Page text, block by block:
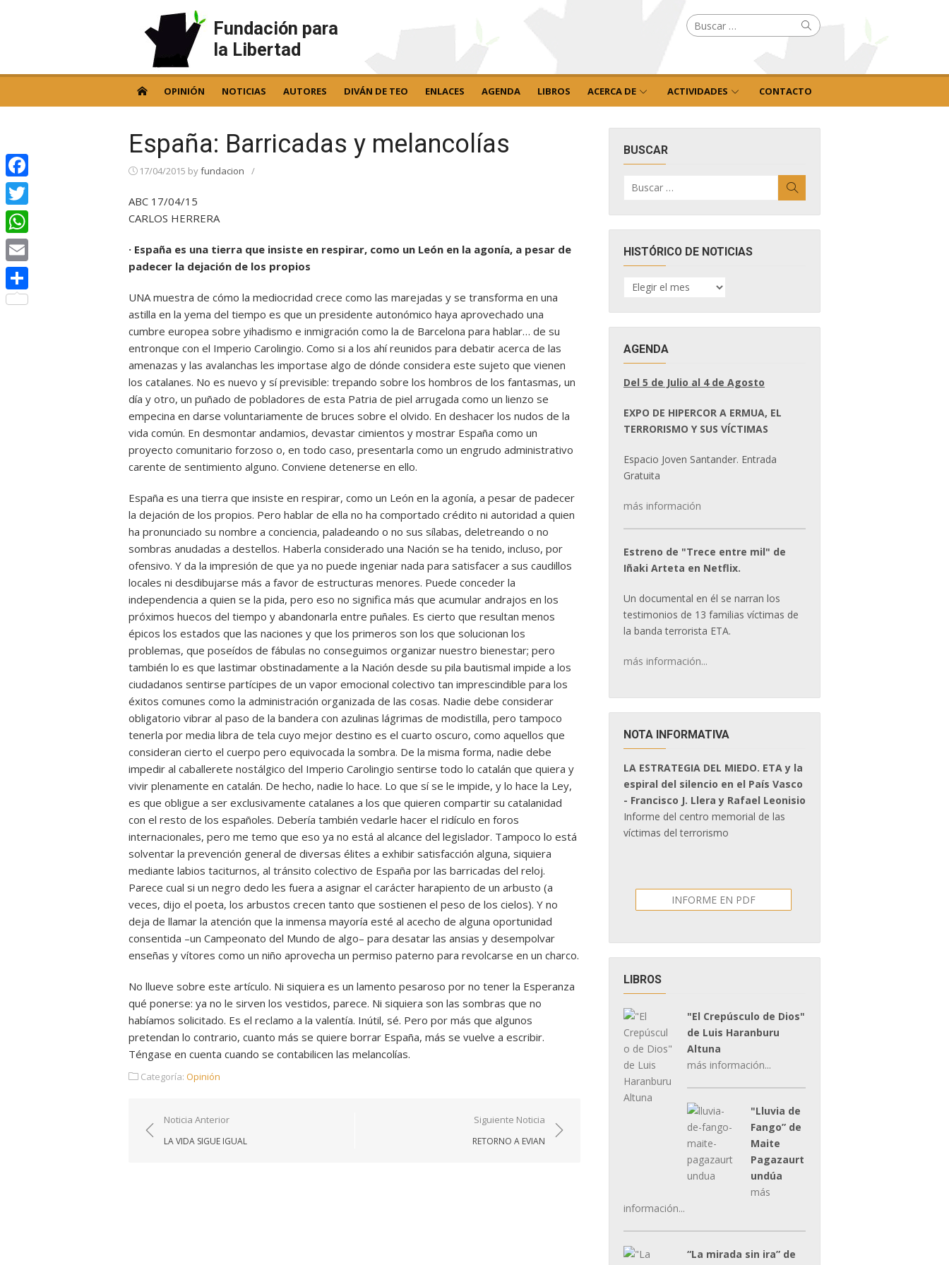
Fundación para
la Libertad
Buscar
por: Buscar
OPINIÓN NOTICIAS AUTORES DIVÁN DE TEO ENLACES AGENDA LIBROS ACERCA DE ACTIVIDADES CONTACTO
España: Barricadas y melancolías
17/04/2015 byfundacion /
ABC 17/04/15
CARLOS HERRERA
· España es una tierra que insiste en respirar, como un León en la agonía, a pesar de
padecer la dejación de los propios
UNA muestra de cómo la mediocridad crece como las marejadas y se transforma en una
astilla en la yema del tiempo es que un presidente autonómico haya aprovechado una
cumbre europea sobre yihadismo e inmigración como la de Barcelona para hablar… de su
entronque con el Imperio Carolingio. Como si a los ahí reunidos para debatir acerca de las
amenazas y las avalanchas les importase algo de dónde considera este sujeto que vienen
los catalanes. No es nuevo y sí previsible: trepando sobre los hombros de los fantasmas, un
día y otro, un puñado de pobladores de esta Patria de piel arrugada como un lienzo se
empecina en darse voluntariamente de bruces sobre el olvido. En deshacer los nudos de la
vida común. En desmontar andamios, devastar cimientos y mostrar España como un
proyecto comunitario forzoso o, en todo caso, presentarla como un engrudo administrativo
carente de sentimiento alguno. Conviene detenerse en ello.
España es una tierra que insiste en respirar, como un León en la agonía, a pesar de padecer
la dejación de los propios. Pero hablar de ella no ha comportado crédito ni autoridad a quien
ha pronunciado su nombre a conciencia, paladeando o no sus sílabas, deletreando o no
sombras anudadas a destellos. Haberla considerado una Nación se ha tenido, incluso, por
ofensivo. Y da la impresión de que ya no puede ingeniar nada para satisfacer a sus caudillos
locales ni desdibujarse más a favor de estructuras menores. Puede conceder la
independencia a quien se la pida, pero eso no significa más que acumular andrajos en los
próximos huecos del tiempo y abandonarla entre puñales. Es cierto que resultan menos
épicos los estados que las naciones y que los primeros son los que solucionan los
problemas, que poseídos de fábulas no conseguimos organizar nuestro bienestar; pero
también lo es que lastimar obstinadamente a la Nación desde su pila bautismal impide a los
ciudadanos sentirse partícipes de un vapor emocional colectivo tan imprescindible para los
éxitos comunes como la administración organizada de las cosas. Nadie debe considerar
obligatorio vibrar al paso de la bandera con azulinas lágrimas de modistilla, pero tampoco
tenerla por media libra de tela cuyo mejor destino es el cuarto oscuro, como aquellos que
consideran cierto el cuerpo pero equivocada la sombra. De la misma forma, nadie debe
impedir al caballerete nostálgico del Imperio Carolingio sentirse todo lo catalán que quiera y
vivir plenamente en catalán. De hecho, nadie lo hace. Lo que sí se le impide, y lo hace la Ley,
es que obligue a ser exclusivamente catalanes a los que quieren compartir su catalanidad
con el resto de los españoles. Debería también vedarle hacer el ridículo en foros
internacionales, pero me temo que eso ya no está al alcance del legislador. Tampoco lo está
solventar la prevención general de diversas élites a exhibir satisfacción alguna, siquiera
mediante labios taciturnos, al tránsito colectivo de España por las barricadas del reloj.
Parece cual si un negro dedo les fuera a asignar el carácter harapiento de un arbusto (a
veces, dijo el poeta, los arbustos crecen tanto que sostienen el peso de los cielos). Y no
deja de llamar la atención que la inmensa mayoría esté al acecho de alguna oportunidad
consentida –un Campeonato del Mundo de algo– para desatar las ansias y desempolvar
enseñas y vítores como un niño aprovecha un permiso paterno para revolcarse en un charco.
No llueve sobre este artículo. Ni siquiera es un lamento pesaroso por no tener la Esperanza
qué ponerse: ya no le sirven los vestidos, parece. Ni siquiera son las sombras que no
habíamos solicitado. Es el reclamo a la valentía. Inútil, sé. Pero por más que algunos
pretendan lo contrario, cuanto más se quiere borrar España, más se vuelve a escribir.
Téngase en cuenta cuando se contabilicen las melancolías.
Categoría: Opinión
Navegación
de
Noticia Anterior
LA VIDA SIGUE IGUAL
Siguiente Noticia
RETORNO A EVIAN
BUSCAR
por:
HISTÓRICO DE NOTICIAS
HISTÓRICO
DE
AGENDA
Del 5 de Julio al 4 de Agosto
EXPO DE HIPERCOR A ERMUA, EL
TERRORISMO Y SUS VÍCTIMAS
Espacio Joven Santander. Entrada
Gratuita
más información
Estreno de "Trece entre mil" de
Iñaki Arteta en Netflix.
Un documental en él se narran los
testimonios de 13 familias víctimas de
la banda terrorista ETA.
más información...
NOTA INFORMATIVA
LA ESTRATEGIA DEL MIEDO. ETA y la
espiral del silencio en el País Vasco
- Francisco J. Llera y Rafael Leonisio
Informe del centro memorial de las
víctimas del terrorismo
INFORME EN PDF
LIBROS
"El Crepúsculo de Dios"
de Luis Haranburu
Altuna
más información...
"Lluvia de
Fango” de
Maite
Pagazaurt
undúa
más
información...
“La mirada sin ira” de
Facebook
Twitter
WhatsApp
Email
Compartir